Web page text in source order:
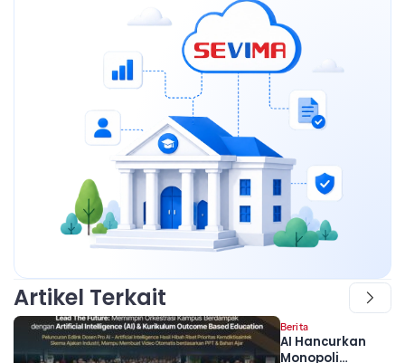
Artikel Terkait
Berita
AI Hancurkan
Monopoli